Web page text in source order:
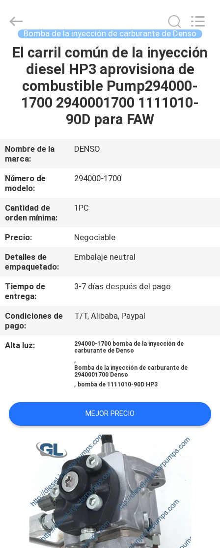
EN
CASA
PRODUCTOS
VÍDEOS
SOBRE
NOSOTROS
POR
LA
CONTROL
DE
CALIDAD
CITA
MAPA
POLÍTICA
PRIVACIDAD
Parts
Reserved.
Bomba de la inyección de carburante de Denso
El carril común de la inyección
diesel HP3 aprovisiona de
combustible Pump294000-
1700 2940001700 1111010-
90D para FAW
Nombre de la
marca:
DENSO
Número de
modelo:
294000-1700
Cantidad de
orden mínima:
1PC
Precio:
Negociable
Detalles de
empaquetado:
Embalaje neutral
Tiempo de
entrega:
3-7 días después del pago
Condiciones de
pago:
T/T, Alibaba, Paypal
Alta luz:
294000-1700 bomba de la inyección de
carburante de Denso
,
Bomba de la inyección de carburante de
2940001700 Denso
, bomba de 1111010-90D HP3
MEJOR PRECIO